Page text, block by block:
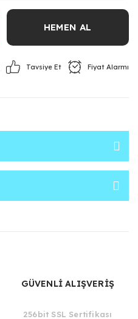
HEMEN AL
Tavsiye Et Fiyat Alarmı
GÜVENLİ ALIŞVERİŞ
256bit SSL Sertifikası